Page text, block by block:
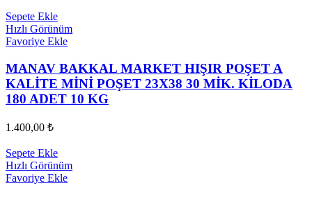
Sepete Ekle
Hızlı Görünüm
Favoriye Ekle
MANAV BAKKAL MARKET HIŞIR POŞET A
KALİTE MİNİ POŞET 23X38 30 MİK. KİLODA
180 ADET 10 KG
1.400,00 ₺
Sepete Ekle
Hızlı Görünüm
Favoriye Ekle